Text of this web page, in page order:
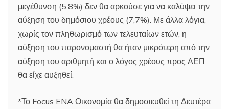
μεγέθυνση (5,8%) δεν θα αρκούσε για να καλύψει την
αύξηση του δημόσιου χρέους (7,7%). Με άλλα λόγια,
χωρίς τον πληθωρισμό των τελευταίων ετών, η
αύξηση του παρονομαστή θα ήταν μικρότερη από την
αύξηση του αριθμητή και ο λόγος χρέους προς ΑΕΠ
θα είχε αυξηθεί.
*Το Focus ENA Οικονομία θα δημοσιευθεί τη Δευτέρα